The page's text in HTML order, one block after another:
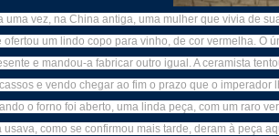
uma vez, na China antiga, uma mulher que vivia de
ofertou um lindo copo para vinho, de cor vermelha. O
e mandou-a fabricar outro igual. A ceramista
e vendo chegar ao fim o prazo que o imperador
o forno foi aberto, uma linda peça, com um raro
usava, como se confirmou mais tarde, deram à peça